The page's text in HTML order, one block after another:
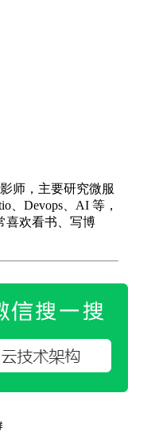
师，主要研究微服
、Devops、AI 等，
喜欢看书、写博